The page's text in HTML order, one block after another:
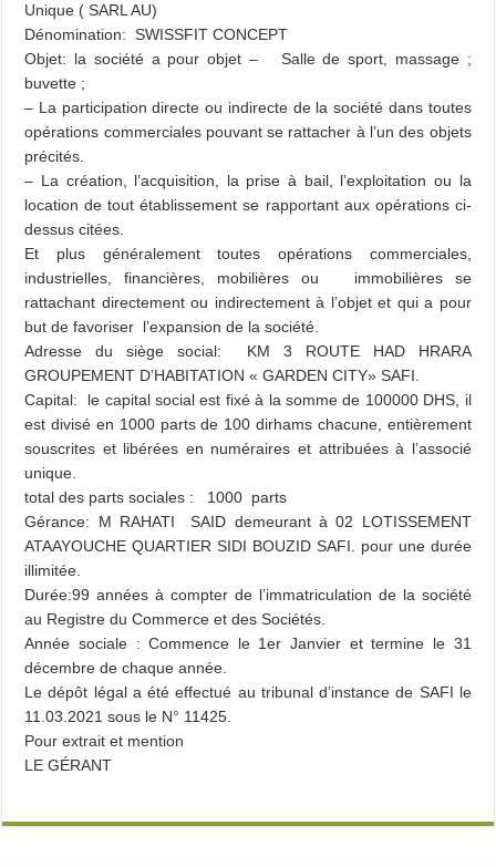
Unique ( SARL AU)
Dénomination: SWISSFIT CONCEPT
Objet: la société a pour objet – Salle de sport, massage ;
buvette ;
– La participation directe ou indirecte de la société dans toutes
opérations commerciales pouvant se rattacher à l’un des objets
précités.
– La création, l’acquisition, la prise à bail, l’exploitation ou la
location de tout établissement se rapportant aux opérations ci-
dessus citées.
Et plus généralement toutes opérations commerciales,
industrielles, financières, mobilières ou immobilières se
rattachant directement ou indirectement à l’objet et qui a pour
but de favoriser l’expansion de la société.
Adresse du siège social: KM 3 ROUTE HAD HRARA
GROUPEMENT D’HABITATION « GARDEN CITY» SAFI.
Capital: le capital social est fixé à la somme de 100000 DHS, il
est divisé en 1000 parts de 100 dirhams chacune, entièrement
souscrites et libérées en numéraires et attribuées à l’associé
unique.
total des parts sociales : 1000 parts
Gérance: M RAHATI SAID demeurant à 02 LOTISSEMENT
ATAAYOUCHE QUARTIER SIDI BOUZID SAFI. pour une durée
illimitée.
Durée:99 années à compter de l’immatriculation de la société
au Registre du Commerce et des Sociétés.
Année sociale : Commence le 1er Janvier et termine le 31
décembre de chaque année.
Le dépôt légal a été effectué au tribunal d’instance de SAFI le
11.03.2021 sous le N° 11425.
Pour extrait et mention
LE GÉRANT